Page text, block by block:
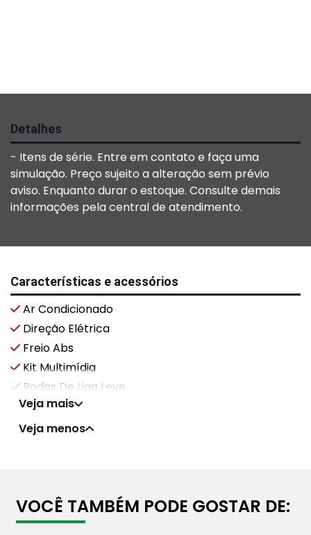
Detalhes
- Itens de série. Entre em contato e faça uma
simulação. Preço sujeito a alteração sem prévio
aviso. Enquanto durar o estoque. Consulte demais
informações pela central de atendimento.
Características e acessórios
Ar Condicionado
Direção Elétrica
Freio Abs
Kit Multimídia
Rodas De Liga Leve
Veja mais
Veja menos
VOCÊ TAMBÉM PODE GOSTAR DE: